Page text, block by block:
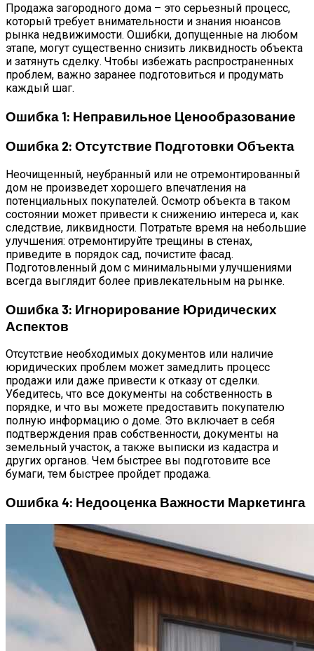
Продажа загородного дома – это серьезный процесс,
который требует внимательности и знания нюансов
рынка недвижимости. Ошибки, допущенные на любом
этапе, могут существенно снизить ликвидность объекта
и затянуть сделку. Чтобы избежать распространенных
проблем, важно заранее подготовиться и продумать
каждый шаг.
Ошибка 1: Неправильное Ценообразование
Ошибка 2: Отсутствие Подготовки Объекта
Неочищенный, неубранный или не отремонтированный
дом не произведет хорошего впечатления на
потенциальных покупателей. Осмотр объекта в таком
состоянии может привести к снижению интереса и, как
следствие, ликвидности. Потратьте время на небольшие
улучшения: отремонтируйте трещины в стенах,
приведите в порядок сад, почистите фасад.
Подготовленный дом с минимальными улучшениями
всегда выглядит более привлекательным на рынке.
Ошибка 3: Игнорирование Юридических
Аспектов
Отсутствие необходимых документов или наличие
юридических проблем может замедлить процесс
продажи или даже привести к отказу от сделки.
Убедитесь, что все документы на собственность в
порядке, и что вы можете предоставить покупателю
полную информацию о доме. Это включает в себя
подтверждения прав собственности, документы на
земельный участок, а также выписки из кадастра и
других органов. Чем быстрее вы подготовите все
бумаги, тем быстрее пройдет продажа.
Ошибка 4: Недооценка Важности Маркетинга